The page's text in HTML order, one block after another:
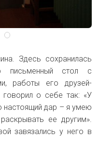
Здесь сохранилась
письменный стол с
работы его друзей-
говорил о себе так: «У
настоящий дар – я умею
ее другим».
завязались у него в